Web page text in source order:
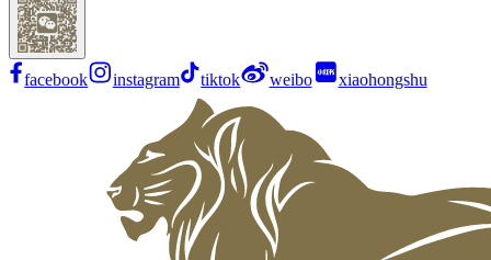
facebook instagram tiktok weibo xiaohongshu